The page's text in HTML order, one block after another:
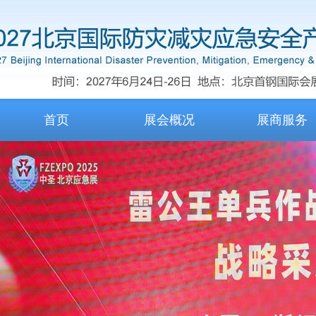
首页 展会概况 展商服务